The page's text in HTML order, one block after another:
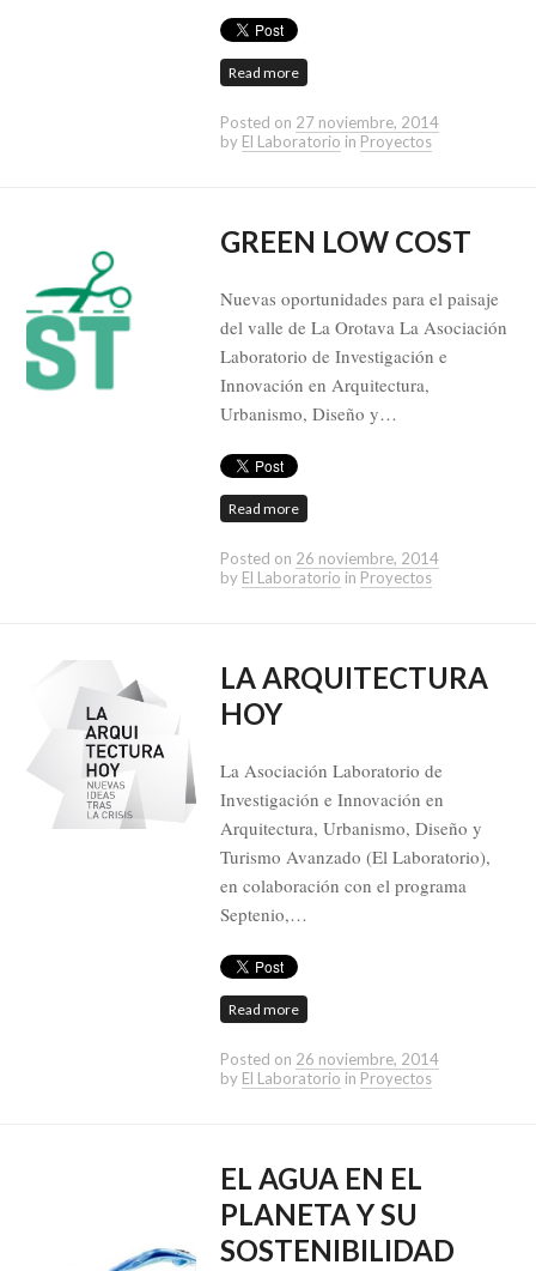
Read more
Posted on 27 noviembre, 2014
by El Laboratorio in Proyectos
GREEN LOW COST
Nuevas oportunidades para el paisaje
del valle de La Orotava La Asociación
Laboratorio de Investigación e
Innovación en Arquitectura,
Urbanismo, Diseño y…
Read more
Posted on 26 noviembre, 2014
by El Laboratorio in Proyectos
LA ARQUITECTURA
HOY
La Asociación Laboratorio de
Investigación e Innovación en
Arquitectura, Urbanismo, Diseño y
Turismo Avanzado (El Laboratorio),
en colaboración con el programa
Septenio,…
Read more
Posted on 26 noviembre, 2014
by El Laboratorio in Proyectos
EL AGUA EN EL
PLANETA Y SU
SOSTENIBILIDAD